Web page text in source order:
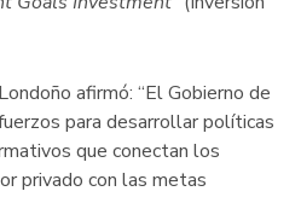
afirmó: “El Gobierno de
para desarrollar políticas
que conectan los
privado con las metas